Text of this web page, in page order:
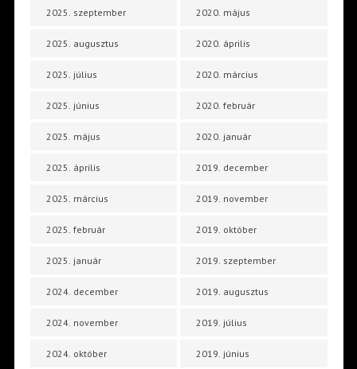
2025. szeptember
2025. augusztus
2025. július
2025. június
2025. május
2025. április
2025. március
2025. február
2025. január
2024. december
2024. november
2024. október
2020. május
2020. április
2020. március
2020. február
2020. január
2019. december
2019. november
2019. október
2019. szeptember
2019. augusztus
2019. július
2019. június